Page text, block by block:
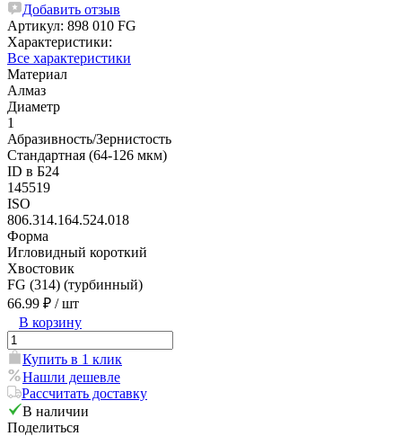
Добавить отзыв
Артикул: 898 010 FG
Характеристики:
Все характеристики
Материал
Алмаз
Диаметр
1
Абразивность/Зернистость
Стандартная (64-126 мкм)
ID в Б24
145519
ISO
806.314.164.524.018
Форма
Игловидный короткий
Хвостовик
FG (314) (турбинный)
66.99 ₽ / шт
В корзину
Купить в 1 клик
Нашли дешевле
Рассчитать доставку
В наличии
Поделиться